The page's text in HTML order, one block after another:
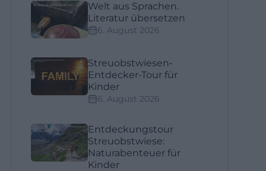
Welt aus Sprachen.
Literatur übersetzen
6. August 2026
Streuobstwiesen-
Entdecker-Tour für
Kinder
6. August 2026
Entdeckungstour
Streuobstwiese:
Naturabenteuer für
Kinder